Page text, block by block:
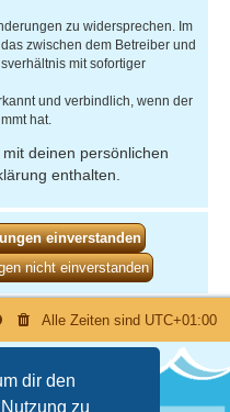
dir den
zu
zu widersprechen. Im
zwischen dem Betreiber und
mit sofortiger
und verbindlich, wenn der
hat.
deinen persönlichen
enthalten.
Alle Zeiten sind UTC+01:00